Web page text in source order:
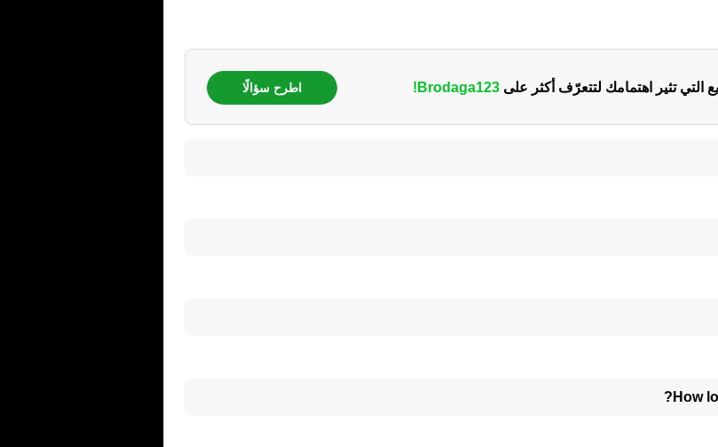
تثير اهتمامك لتتعرّف أكثر على Brodaga123! اطرح سؤالًا